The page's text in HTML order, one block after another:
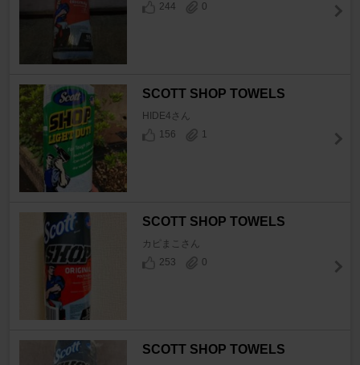
244
0
SCOTT SHOP TOWELS
HIDE4さん
156
1
SCOTT SHOP TOWELS
カピまこさん
253
0
SCOTT SHOP TOWELS